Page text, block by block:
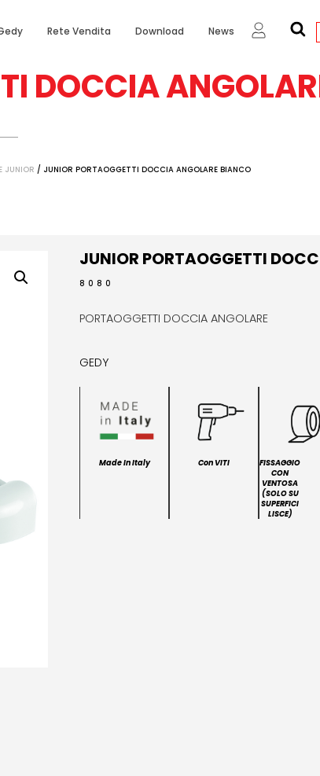
Rete Vendita Download News
DOCCIA
JUNIOR / JUNIOR PORTAOGGETTI DOCCIA ANGOLARE BIANCO
JUNIOR PORTAOGGETTI
8080
PORTAOGGETTI DOCCIA ANGOLARE
GEDY
Made In Italy Con VITI
FISSAGGIO
CON
VENTOSA
(SOLO SU
SUPERFICI
LISCE)